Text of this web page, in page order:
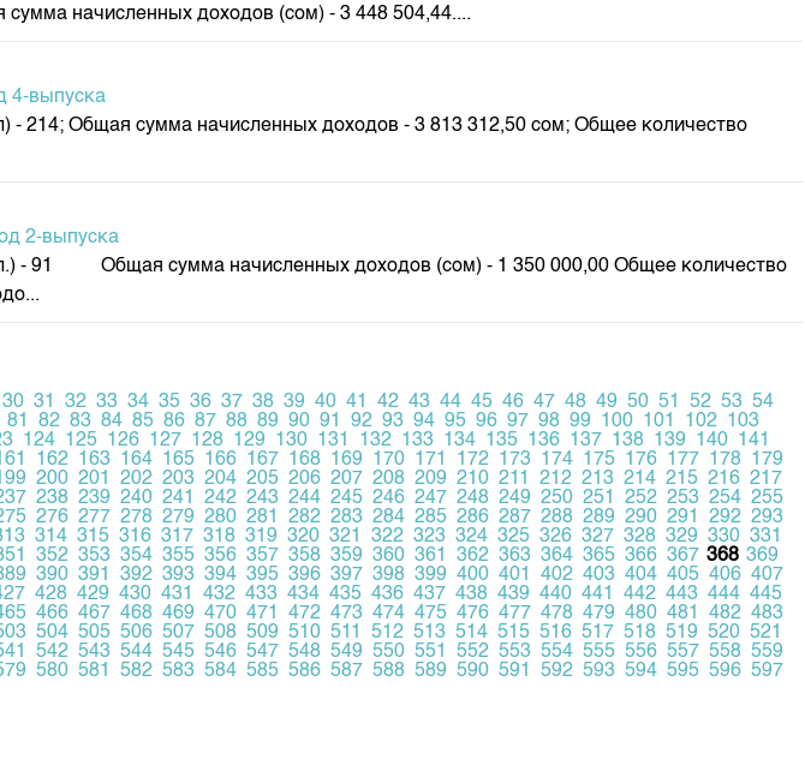
начисленных доходов (сом) - 3 448 504,44....
4-выпуска
214; Общая сумма начисленных доходов - 3 813 312,50 сом; Общее количество
2-выпуска
- 91 Общая сумма начисленных доходов (сом) - 1 350 000,00 Общее количество
30 31 32 33 34 35 36 37 38 39 40 41 42 43 44 45 46 47 48 49 50 51 52 53 54
81 82 83 84 85 86 87 88 89 90 91 92 93 94 95 96 97 98 99 100 101 102 103
124 125 126 127 128 129 130 131 132 133 134 135 136 137 138 139 140 141
162 163 164 165 166 167 168 169 170 171 172 173 174 175 176 177 178 179
200 201 202 203 204 205 206 207 208 209 210 211 212 213 214 215 216 217
238 239 240 241 242 243 244 245 246 247 248 249 250 251 252 253 254 255
276 277 278 279 280 281 282 283 284 285 286 287 288 289 290 291 292 293
314 315 316 317 318 319 320 321 322 323 324 325 326 327 328 329 330 331
352 353 354 355 356 357 358 359 360 361 362 363 364 365 366 367 368 369
390 391 392 393 394 395 396 397 398 399 400 401 402 403 404 405 406 407
428 429 430 431 432 433 434 435 436 437 438 439 440 441 442 443 444 445
466 467 468 469 470 471 472 473 474 475 476 477 478 479 480 481 482 483
504 505 506 507 508 509 510 511 512 513 514 515 516 517 518 519 520 521
542 543 544 545 546 547 548 549 550 551 552 553 554 555 556 557 558 559
580 581 582 583 584 585 586 587 588 589 590 591 592 593 594 595 596 597